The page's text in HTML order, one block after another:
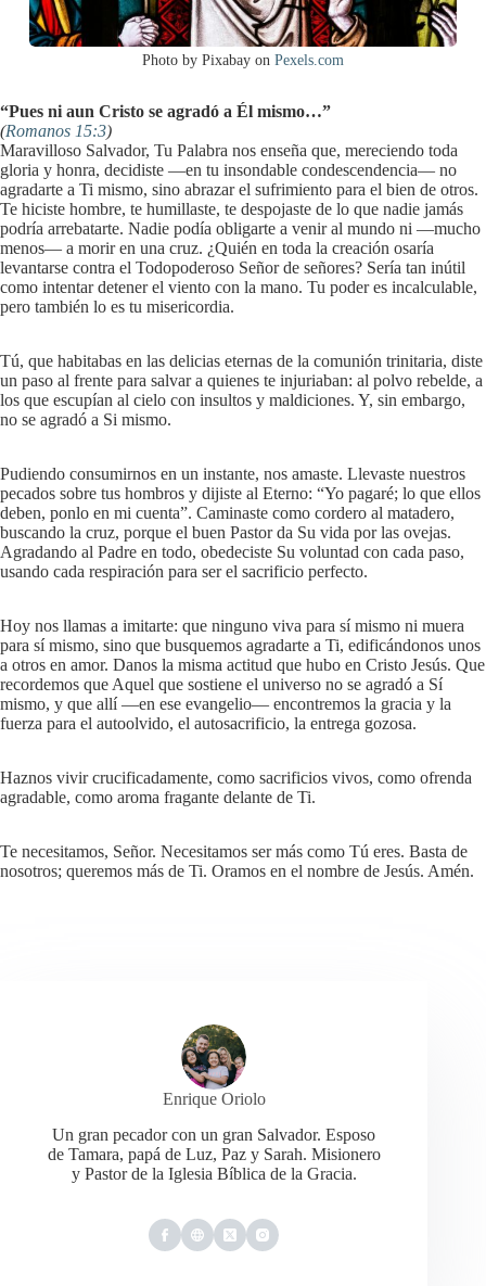
Photo by Pixabay on Pexels.com
“Pues ni aun Cristo se agradó a Él mismo…”
(Romanos 15:3)
Maravilloso Salvador, Tu Palabra nos enseña que, mereciendo toda
gloria y honra, decidiste —en tu insondable condescendencia— no
agradarte a Ti mismo, sino abrazar el sufrimiento para el bien de otros.
Te hiciste hombre, te humillaste, te despojaste de lo que nadie jamás
podría arrebatarte. Nadie podía obligarte a venir al mundo ni —mucho
menos— a morir en una cruz. ¿Quién en toda la creación osaría
levantarse contra el Todopoderoso Señor de señores? Sería tan inútil
como intentar detener el viento con la mano. Tu poder es incalculable,
pero también lo es tu misericordia.
Tú, que habitabas en las delicias eternas de la comunión trinitaria, diste
un paso al frente para salvar a quienes te injuriaban: al polvo rebelde, a
los que escupían al cielo con insultos y maldiciones. Y, sin embargo,
no se agradó a Si mismo.
Pudiendo consumirnos en un instante, nos amaste. Llevaste nuestros
pecados sobre tus hombros y dijiste al Eterno: “Yo pagaré; lo que ellos
deben, ponlo en mi cuenta”. Caminaste como cordero al matadero,
buscando la cruz, porque el buen Pastor da Su vida por las ovejas.
Agradando al Padre en todo, obedeciste Su voluntad con cada paso,
usando cada respiración para ser el sacrificio perfecto.
Hoy nos llamas a imitarte: que ninguno viva para sí mismo ni muera
para sí mismo, sino que busquemos agradarte a Ti, edificándonos unos
a otros en amor. Danos la misma actitud que hubo en Cristo Jesús. Que
recordemos que Aquel que sostiene el universo no se agradó a Sí
mismo, y que allí —en ese evangelio— encontremos la gracia y la
fuerza para el autoolvido, el autosacrificio, la entrega gozosa.
Haznos vivir crucificadamente, como sacrificios vivos, como ofrenda
agradable, como aroma fragante delante de Ti.
Te necesitamos, Señor. Necesitamos ser más como Tú eres. Basta de
nosotros; queremos más de Ti. Oramos en el nombre de Jesús. Amén.
Enrique Oriolo
Un gran pecador con un gran Salvador. Esposo
de Tamara, papá de Luz, Paz y Sarah. Misionero
y Pastor de la Iglesia Bíblica de la Gracia.